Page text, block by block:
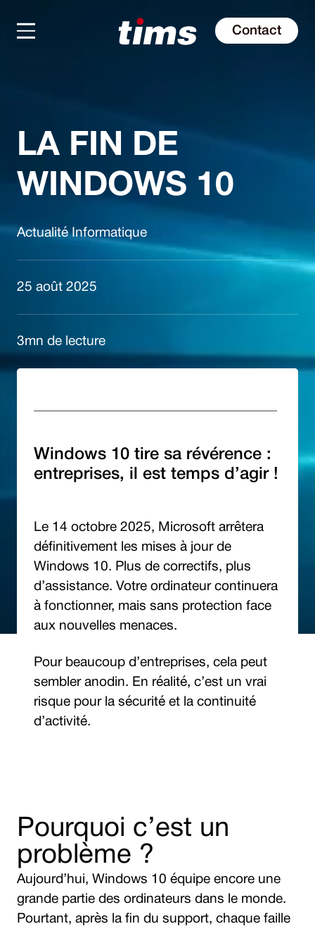
Contact
LA FIN DE
WINDOWS 10
Actualité Informatique
25 août 2025
3mn de lecture
Windows 10 tire sa révérence :
entreprises, il est temps d’agir !
Le 14 octobre 2025, Microsoft arrêtera
définitivement les mises à jour de
Windows 10. Plus de correctifs, plus
d’assistance. Votre ordinateur continuera
à fonctionner, mais sans protection face
aux nouvelles menaces.
Pour beaucoup d’entreprises, cela peut
sembler anodin. En réalité, c’est un vrai
risque pour la sécurité et la continuité
d’activité.
Pourquoi c’est un
problème ?
Aujourd’hui, Windows 10 équipe encore une
grande partie des ordinateurs dans le monde.
Pourtant, après la fin du support, chaque faille